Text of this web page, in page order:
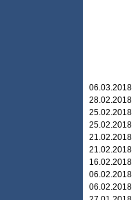
06.03.2018
28.02.2018
25.02.2018
25.02.2018
21.02.2018
21.02.2018
16.02.2018
06.02.2018
06.02.2018